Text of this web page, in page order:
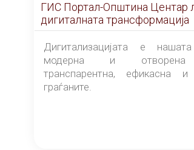
ГИС Портал-Општина Центар
дигиталната трансформација
Дигитализацијата е
модерна и отворена
транспарентна, ефикасна
граѓаните.